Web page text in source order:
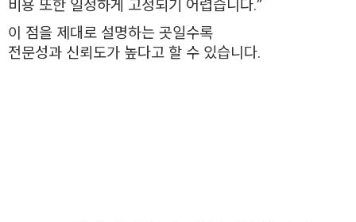
비용 또한 일정하게 고정되기 어렵습니다.”
이 점을 제대로 설명하는 곳일수록
전문성과 신뢰도가 높다고 할 수 있습니다.